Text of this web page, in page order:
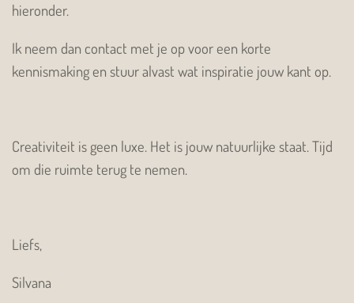
hieronder.
Ik neem dan contact met je op voor een korte
kennismaking en stuur alvast wat inspiratie jouw kant op.
Creativiteit is geen luxe. Het is jouw natuurlijke staat. Tijd
om die ruimte terug te nemen.
Liefs,
Silvana